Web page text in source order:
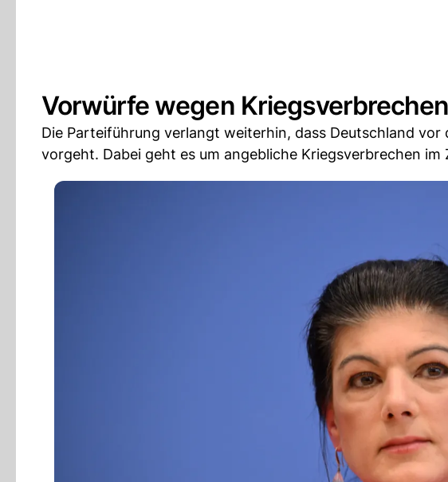
Vorwürfe wegen
Die Parteiführung verlangt weiterhin, dass Deutschland
vorgeht. Dabei geht es um angebliche Kriegsverbrechen im